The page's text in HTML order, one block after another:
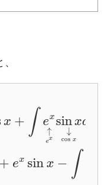
x + ∫ ex
↑
ex
sinx
↓
cos x
d
+ ex sinx − ∫